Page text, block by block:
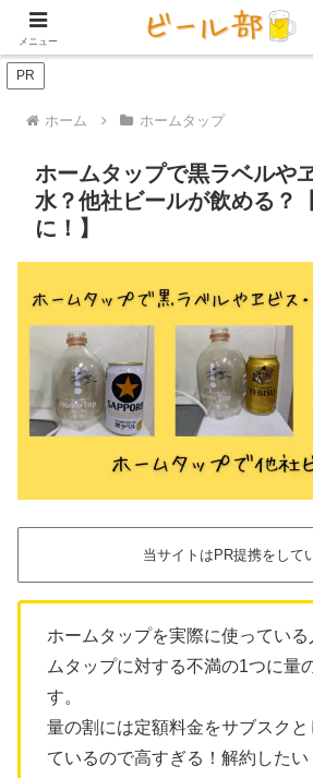
アイテム【ビール好き用】
PR
ホーム ホームタップ
ホームタップで黒ラベルや
水？他社ビールが飲める？
に！】
当サイトはPR提携をして
ホームタップを実際に使ってい
ムタップに対する不満の1つに量
す。
量の割には定額料金をサブスクと
ているので高すぎる！解約した
メニュー